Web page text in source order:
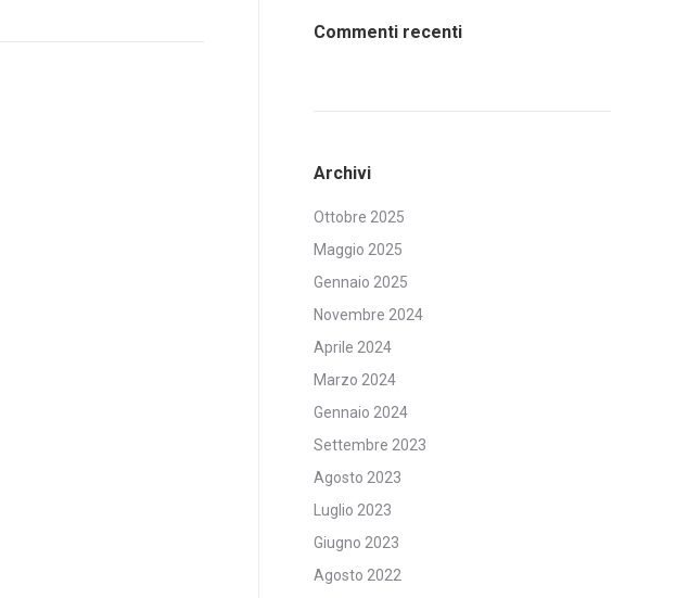
Commenti recenti
Archivi
Ottobre 2025
Maggio 2025
Gennaio 2025
Novembre 2024
Aprile 2024
Marzo 2024
Gennaio 2024
Settembre 2023
Agosto 2023
Luglio 2023
Giugno 2023
Agosto 2022